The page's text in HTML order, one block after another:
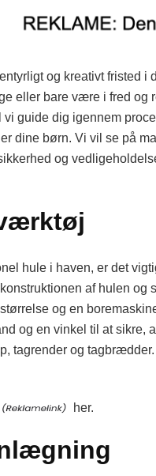
og kreativt fristed
eller bare være i fred og
guide dig igennem
dine børn. Vi vil se på
og
hule i haven, er det
af hulen og
og en
og en vinkel til at
tagrender og
her.